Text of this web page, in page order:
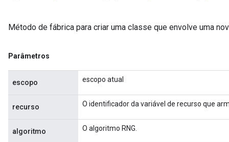
Método de fábrica para criar uma classe que envolve uma
Parâmetros
escopo escopo atual
recurso O identificador da variável de recurso que
algoritmo O algoritmo RNG.